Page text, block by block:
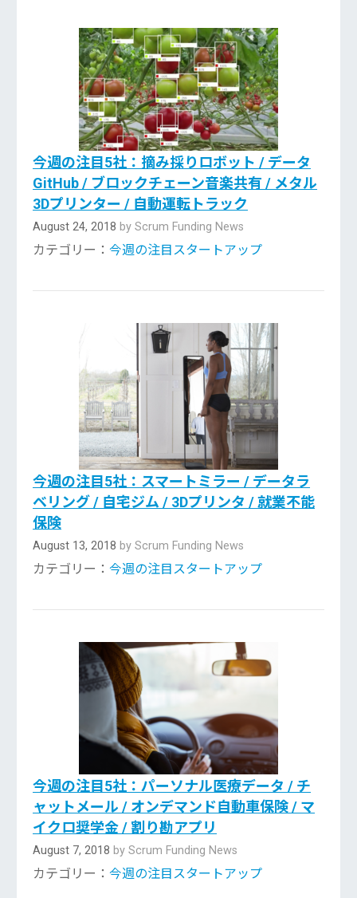
今週の注目5社：摘み採りロボット / データ
GitHub / ブロックチェーン音楽共有 / メタル
3Dプリンター / 自動運転トラック
August 24, 2018 by Scrum Funding News
カテゴリー：今週の注目スタートアップ
今週の注目5社：スマートミラー / データラ
ベリング / 自宅ジム / 3Dプリンタ / 就業不能
保険
August 13, 2018 by Scrum Funding News
カテゴリー：今週の注目スタートアップ
今週の注目5社：パーソナル医療データ / チ
ャットメール / オンデマンド自動車保険 / マ
イクロ奨学金 / 割り勘アプリ
August 7, 2018 by Scrum Funding News
カテゴリー：今週の注目スタートアップ